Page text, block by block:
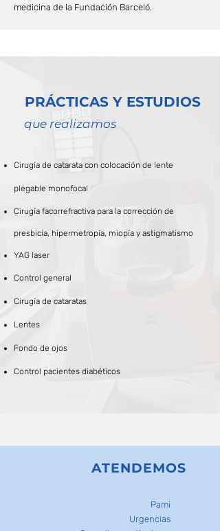
medicina de la Fundación Barceló.
PRÁCTICAS Y ESTUDIOS
que realizamos
Cirugía de catarata con colocación de lente
plegable monofocal
Cirugía facorrefractiva para la corrección de
presbicia, hipermetropía, miopía y astigmatismo
YAG laser
Control general
Cirugía de cataratas
Lentes
Fondo de ojos
Control pacientes diabéticos
ATENDEMOS
Pami
Urgencias